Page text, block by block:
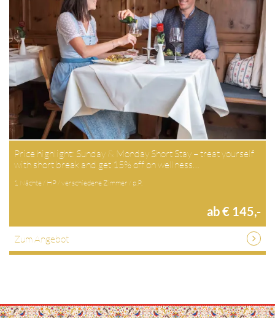
Price highlight: Sunday & Monday Short Stay – treat yourself
with short break and get 15% off on wellness…
1 Nächte / HP / verschiedene Zimmer / p.P.
ab € 145,-
Zum Angebot